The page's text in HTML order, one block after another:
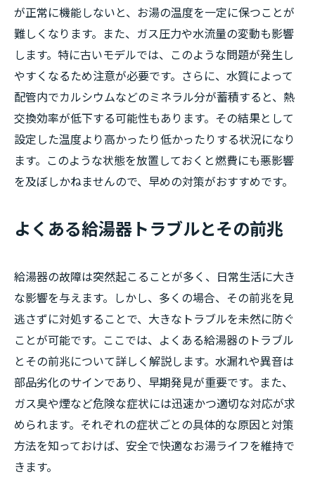
が正常に機能しないと、お湯の温度を一定に保つことが
難しくなります。また、ガス圧力や水流量の変動も影響
します。特に古いモデルでは、このような問題が発生し
やすくなるため注意が必要です。さらに、水質によって
配管内でカルシウムなどのミネラル分が蓄積すると、熱
交換効率が低下する可能性もあります。その結果として
設定した温度より高かったり低かったりする状況になり
ます。このような状態を放置しておくと燃費にも悪影響
を及ぼしかねませんので、早めの対策がおすすめです。
よくある給湯器トラブルとその前兆
給湯器の故障は突然起こることが多く、日常生活に大き
な影響を与えます。しかし、多くの場合、その前兆を見
逃さずに対処することで、大きなトラブルを未然に防ぐ
ことが可能です。ここでは、よくある給湯器のトラブル
とその前兆について詳しく解説します。水漏れや異音は
部品劣化のサインであり、早期発見が重要です。また、
ガス臭や煙など危険な症状には迅速かつ適切な対応が求
められます。それぞれの症状ごとの具体的な原因と対策
方法を知っておけば、安全で快適なお湯ライフを維持で
きます。